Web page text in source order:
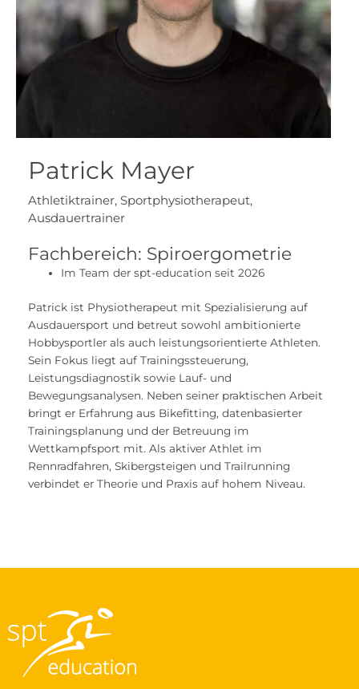
Patrick Mayer
Athletiktrainer, Sportphysiotherapeut,
Ausdauertrainer
Fachbereich: Spiroergometrie
Im Team der spt-education seit 2026
Patrick ist Physiotherapeut mit Spezialisierung auf
Ausdauersport und betreut sowohl ambitionierte
Hobbysportler als auch leistungsorientierte Athleten.
Sein Fokus liegt auf Trainingssteuerung,
Leistungsdiagnostik sowie Lauf- und
Bewegungsanalysen. Neben seiner praktischen Arbeit
bringt er Erfahrung aus Bikefitting, datenbasierter
Trainingsplanung und der Betreuung im
Wettkampfsport mit. Als aktiver Athlet im
Rennradfahren, Skibergsteigen und Trailrunning
verbindet er Theorie und Praxis auf hohem Niveau.